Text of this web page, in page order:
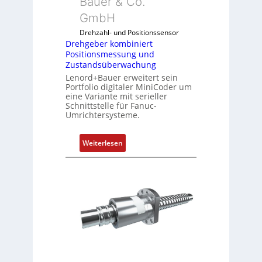
m
n
i
e
r
t
P
o
t
s
m
e
GmbH
Drehzahl- und Positionssensor
Drehgeber kombiniert
Positionsmessung und
Zustandsüberwachung
Lenord+Bauer erweitert sein
Portfolio digitaler MiniCoder um
eine Variante mit serieller
Schnittstelle für Fanuc-
Umrichtersysteme.
Weiterlesen:
D
g
e
b